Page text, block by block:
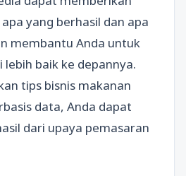
yang berhasil dan apa
membantu Anda untuk
baik ke depannya.
tips bisnis makanan
data, Anda dapat
dari upaya pemasaran